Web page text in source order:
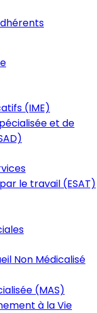
(IME)
et de
le travail (ESAT)
Non Médicalisé
(MAS)
à la Vie